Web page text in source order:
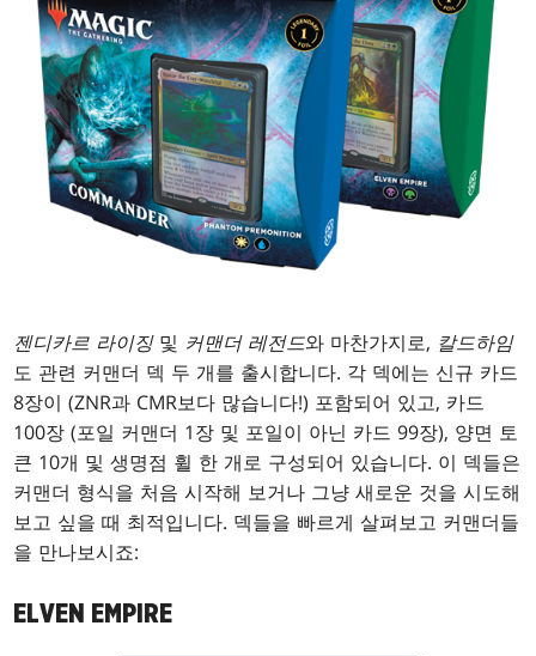
젠디카르 라이징및 커맨더 레전드와 마찬가지로, 칼드하임
도 관련 커맨더 덱 두 개를 출시합니다. 각 덱에는 신규 카드
8장이 (ZNR과 CMR보다 많습니다!) 포함되어 있고, 카드
100장 (포일 커맨더 1장 및 포일이 아닌 카드 99장), 양면 토
큰 10개 및 생명점 휠 한 개로 구성되어 있습니다. 이 덱들은
커맨더 형식을 처음 시작해 보거나 그냥 새로운 것을 시도해
보고 싶을 때 최적입니다. 덱들을 빠르게 살펴보고 커맨더들
을 만나보시죠:
ELVEN EMPIRE